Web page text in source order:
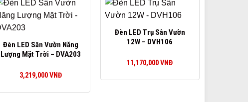
Đèn LED Sân Vườn Năng
Lượng Mặt Trời – DVA203
3,219,000VNĐ
Đèn LED Trụ Sân Vườn
12W – DVH106
11,170,000VNĐ